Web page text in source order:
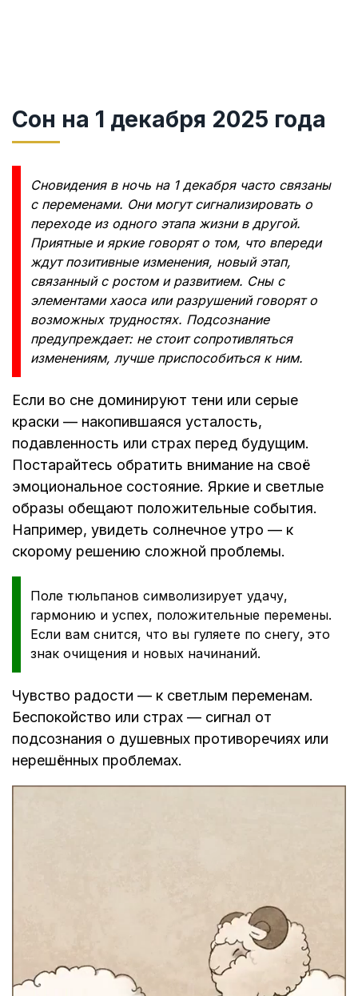
Сон на 1 декабря 2025 года
Сновидения в ночь на 1 декабря часто связаны
с переменами. Они могут сигнализировать о
переходе из одного этапа жизни в другой.
Приятные и яркие говорят о том, что впереди
ждут позитивные изменения, новый этап,
связанный с ростом и развитием. Сны с
элементами хаоса или разрушений говорят о
возможных трудностях. Подсознание
предупреждает: не стоит сопротивляться
изменениям, лучше приспособиться к ним.
Если во сне доминируют тени или серые
краски — накопившаяся усталость,
подавленность или страх перед будущим.
Постарайтесь обратить внимание на своё
эмоциональное состояние. Яркие и светлые
образы обещают положительные события.
Например, увидеть солнечное утро — к
скорому решению сложной проблемы.
Поле тюльпанов символизирует удачу,
гармонию и успех, положительные перемены.
Если вам снится, что вы гуляете по снегу, это
знак очищения и новых начинаний.
Чувство радости — к светлым переменам.
Беспокойство или страх — сигнал от
подсознания о душевных противоречиях или
нерешённых проблемах.